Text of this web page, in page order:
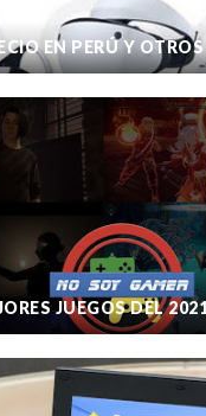
EN PERÚ Y
JUEGOS DEL